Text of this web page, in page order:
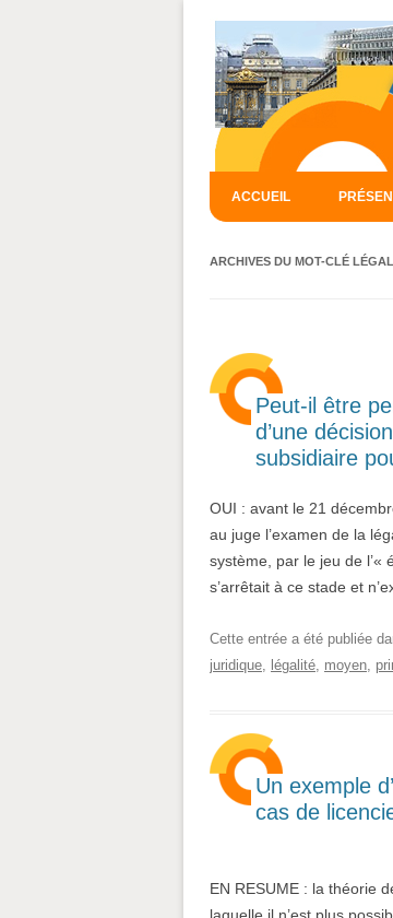
ACCUEIL
ARCHIVES DU MOT-CLÉ
Peut-il être
d’une
subsidiaire
OUI : avant le 21
au juge l’examen de la
système, par le jeu de l’«
s’arrêtait à ce stade et
Cette entrée a été publiée
juridique, légalité, moyen,
Un exemple
cas de
EN RESUME : la théorie